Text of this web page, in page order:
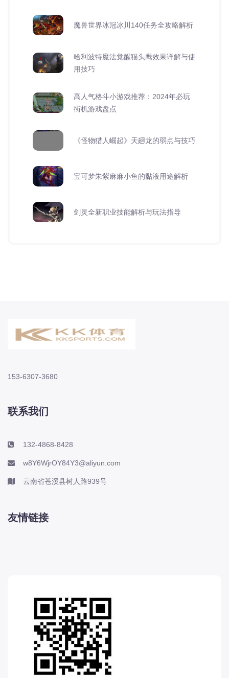
魔兽世界冰冠冰川140任务全攻略解析
哈利波特魔法觉醒猫头鹰效果详解与使
用技巧
高人气格斗小游戏推荐：2024年必玩
街机游戏盘点
《怪物猎人崛起》天廻龙的弱点与技巧
宝可梦朱紫麻麻小鱼的黏液用途解析
剑灵全新职业技能解析与玩法指导
153-6307-3680
联系我们
132-4868-8428
w8Y6WjrOY84Y3@aliyun.com
云南省苍溪县树人路939号
友情链接